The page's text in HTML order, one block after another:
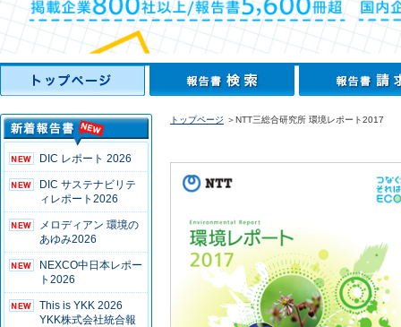
DIC レポート 2026
DIC サステナビリテ
ィレポート2026
メロディアン 環境の
あゆみ2026
NEXCO中日本レポー
ト2026
This is YKK 2026
YKK株式会社統合報
トップページ ＞NTT三総合研究所 環境レポート2017